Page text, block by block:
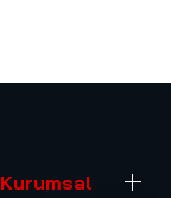
Kurumsal